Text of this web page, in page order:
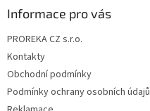
Informace pro vás
PROREKA CZ s.r.o.
Kontakty
Obchodní podmínky
Podmínky ochrany osobních údajů